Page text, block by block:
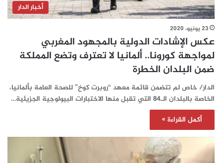
أخبار الدار
23 يونيو، 2020
عكس الإشادات الدولية بالمجهود المغربي
لمواجهة كورونا.. ألمانيا لا تعترف وتضع المملكة
ضمن البلدان الخطرة
الدار/ خاص لم تتضمن قائمة معهد “روبرت كوخ” للصحة العامة بألمانيا،
الخاصة بالبلدان الـ84 التي تقبل منها الاختبارات البيولوجية الجزيئية…
أكمل القراءة »